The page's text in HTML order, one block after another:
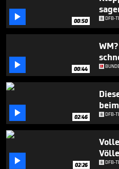
seconds
 00:50 DFB-
 00:44
 02:46 DFB-
 02:26 DFB-